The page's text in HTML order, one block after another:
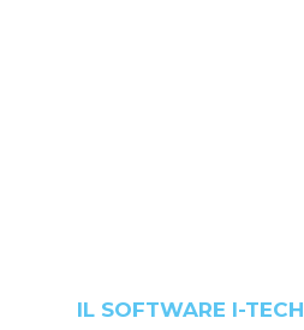
IL SOFTWARE I-TECH